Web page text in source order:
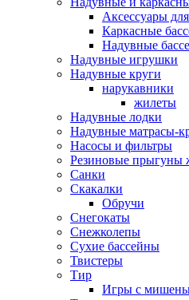
Аксессуары
Каркасные
Надувные
Надувные игрушки
Надувные круги
нарукавники
жилеты
Надувные лодки
Надувные матрасы-
Насосы и фильтры
Резиновые прыгуны
Санки
Скакалки
Обручи
Снегокаты
Снежколепы
Сухие бассейны
Твистеры
Тир
Игры с